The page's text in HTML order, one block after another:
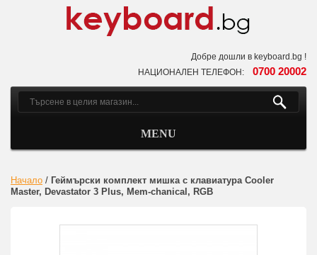
Добре дошли в keyboard.bg !
НАЦИОНАЛЕН ТЕЛЕФОН: 0700 20002
MENU
Начало / Геймърски комплект мишка с клавиатура Cooler
Master, Devastator 3 Plus, Mem-chanical, RGB